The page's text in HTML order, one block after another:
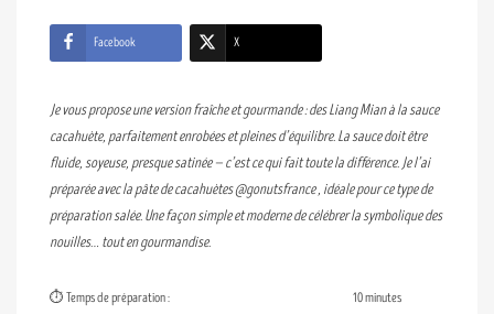
Facebook X
Je vous propose une version fraîche et gourmande : des Liang Mian à la sauce
cacahuète, parfaitement enrobées et pleines d’équilibre. La sauce doit être
fluide, soyeuse, presque satinée — c’est ce qui fait toute la différence. Je l’ai
préparée avec la pâte de cacahuètes @gonutsfrance , idéale pour ce type de
préparation salée. Une façon simple et moderne de célébrer la symbolique des
nouilles… tout en gourmandise.
⏱️ Temps de préparation : 10 minutes